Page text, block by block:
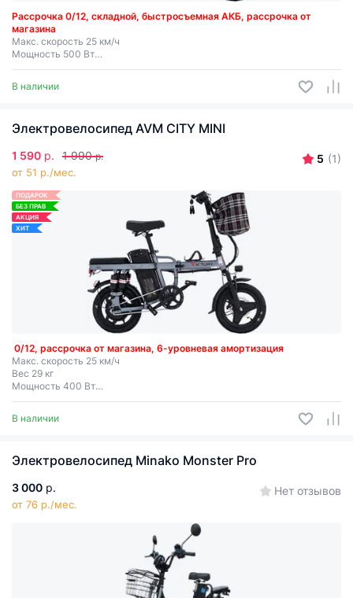
Рассрочка 0/12, складной, быстросъемная АКБ, рассрочка от
магазина
Макс. скорость 25 км/ч
Мощность 500 Вт
Съемная батарея
В наличии
Электровелосипед AVM CITY MINI
1 590 р. 1 990 р.
от 51 р./мес.
5 (1)
ПОДАРОК
БЕЗ ПРАВ
АКЦИЯ
ХИТ
0/12, рассрочка от магазина, 6-уровневая амортизация
Макс. скорость 25 км/ч
Вес 29 кг
Мощность 400 Вт
Съемная батарея
В наличии
Электровелосипед Minako Monster Pro
3 000 р.
от 76 р./мес.
Нет отзывов